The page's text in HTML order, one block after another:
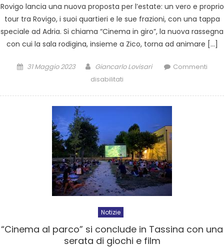
Rovigo lancia una nuova proposta per l’estate: un vero e proprio
tour tra Rovigo, i suoi quartieri e le sue frazioni, con una tappa
speciale ad Adria. Si chiama “Cinema in giro”, la nuova rassegna
con cui la sala rodigina, insieme a Zico, torna ad animare […]
31 Maggio 2023 Giancarlo Lovisari
Commenti
disabilitati
Notizie
“Cinema al parco” si conclude in Tassina con una
serata di giochi e film